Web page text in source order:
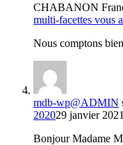
CHABANON
multi-facettes vous
Nous comptons
mdb-wp@ADMIN
202029 janvier 2021
Bonjour Madame